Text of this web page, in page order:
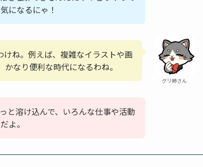
になるにゃ！
グリ姉さん
ね。例えば、複雑なイラストや画
なり便利な時代になるわね。
と溶け込んで、いろんな仕事や活動
よ。